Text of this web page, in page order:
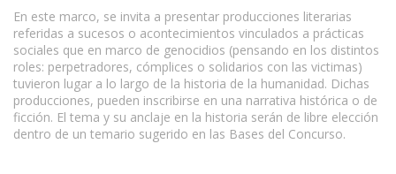
En este marco, se invita a presentar producciones literarias
referidas a sucesos o acontecimientos vinculados a prácticas
sociales que en marco de genocidios (pensando en los distintos
roles: perpetradores, cómplices o solidarios con las victimas)
tuvieron lugar a lo largo de la historia de la humanidad. Dichas
producciones, pueden inscribirse en una narrativa histórica o de
ficción. El tema y su anclaje en la historia serán de libre elección
dentro de un temario sugerido en las Bases del Concurso.